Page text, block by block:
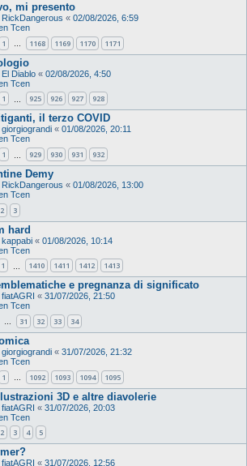
mi presento
RickDangerous « 02/08/2026, 6:59
Tcen
1 … 1168 1169 1170 1171
El Diablo « 02/08/2026, 4:50
Tcen
1 925 926 927 928
il terzo COVID
giorgiograndi « 01/08/2026, 20:11
Tcen
1 929 930 931 932
Demy
RickDangerous « 01/08/2026, 13:00
Tcen
2 3
hard
kappabi « 01/08/2026, 10:14
Tcen
1 1410 1411 1412 1413
e pregnanza di significato
fiatAGRI « 31/07/2026, 21:50
Tcen
… 31 32 33 34
giorgiograndi « 31/07/2026, 21:32
Tcen
1 … 1092 1093 1094 1095
3D e altre diavolerie
fiatAGRI « 31/07/2026, 20:03
Tcen
2 3 4 5
fiatAGRI « 31/07/2026, 12:56